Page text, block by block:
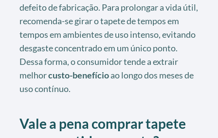
defeito de fabricação. Para prolongar a vida útil,
recomenda-se girar o tapete de tempos em
tempos em ambientes de uso intenso, evitando
desgaste concentrado em um único ponto.
Dessa forma, o consumidor tende a extrair
melhorcusto-benefícioao longo dos meses de
uso contínuo.
Vale a pena comprar tapete